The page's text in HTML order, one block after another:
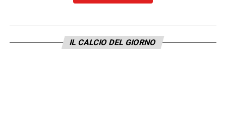
rappresentano i principali quotidiani
IL CALCIO DEL GIORNO